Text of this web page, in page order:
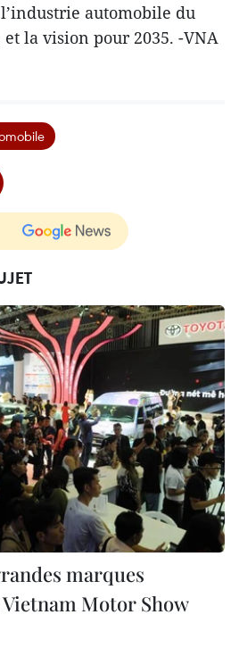
automobile du
et la vision pour 2035. -VNA
marques
Motor Show